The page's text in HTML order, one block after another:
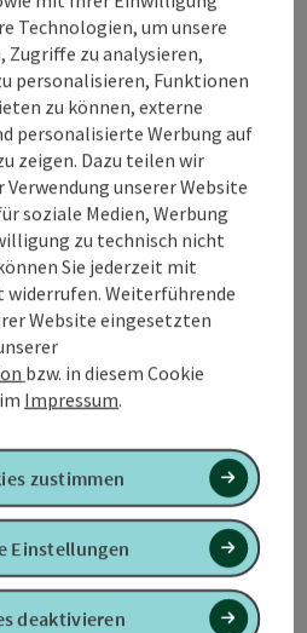
kann in ...
anzeigen
Technologien, um unsere
zu analysieren,
personalisieren, Funktionen
zu können, externe
personalisierte Werbung auf
zeigen. Dazu teilen wir
unserer Website
soziale Medien, Werbung
zu technisch nicht
Sie jederzeit mit
widerrufen. Weiterführende
Website eingesetzten
bzw. in diesem Cookie
Impressum.
deaktivieren
Einstellungen
zustimmen